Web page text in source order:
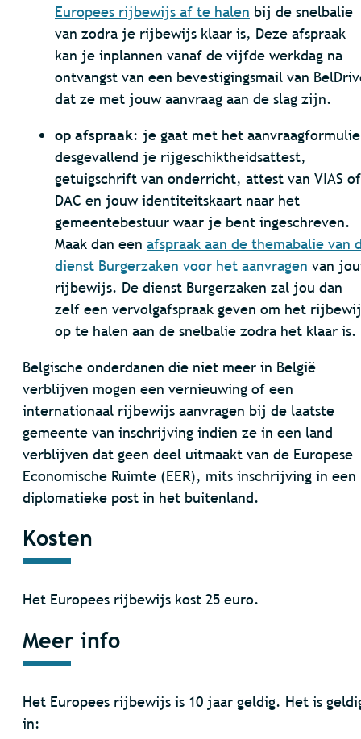
Europees rijbewijs af te halen bij de snelbalie
van zodra je rijbewijs klaar is, Deze afspraak
kan je inplannen vanaf de vijfde werkdag na
ontvangst van een bevestigingsmail van
dat ze met jouw aanvraag aan de slag zijn.
op afspraak: je gaat met het
desgevallend je rijgeschiktheidsattest,
getuigschrift van onderricht, attest van VIAS of
DAC en jouw identiteitskaart naar het
gemeentebestuur waar je bent ingeschreven.
Maak dan een afspraak aan de themabalie van
dienst Burgerzaken voor het aanvragen van
rijbewijs. De dienst Burgerzaken zal jou dan
zelf een vervolgafspraak geven om het
op te halen aan de snelbalie zodra het klaar is.
Belgische onderdanen die niet meer in België
verblijven mogen een vernieuwing of een
internationaal rijbewijs aanvragen bij de laatste
gemeente van inschrijving indien ze in een land
verblijven dat geen deel uitmaakt van de Europese
Economische Ruimte (EER), mits inschrijving in een
diplomatieke post in het buitenland.
Kosten
Het Europees rijbewijs kost 25 euro.
Meer info
Het Europees rijbewijs is 10 jaar geldig. Het is
in: